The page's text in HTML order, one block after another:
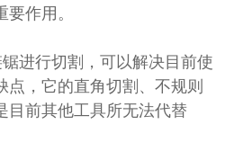
作用。
锯进行切割，可以解决目前使
点，它的直角切割、不规则
目前其他工具所无法代替